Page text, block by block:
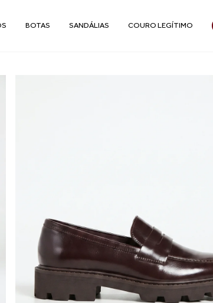
BOTAS SANDÁLIAS COURO LEGÍTIMO